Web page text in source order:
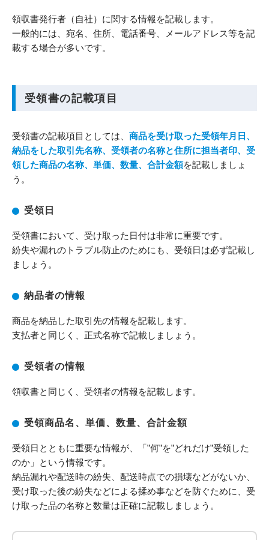
領収書発行者（自社）に関する情報を記載します。
一般的には、宛名、住所、電話番号、メールアドレス等を記
載する場合が多いです。
受領書の記載項目
受領書の記載項目としては、 商品を受け取った受領年月日、
納品をした取引先名称、受領者の名称と住所に担当者印、受
領した商品の名称、単価、数量、合計金額を記載しましょ
う。
受領日
受領書において、受け取った日付は非常に重要です。
紛失や漏れのトラブル防止のためにも、受領日は必ず記載し
ましょう。
納品者の情報
商品を納品した取引先の情報を記載します。
支払者と同じく、正式名称で記載しましょう。
受領者の情報
領収書と同じく、受領者の情報を記載します。
受領商品名、単価、数量、合計金額
受領日とともに重要な情報が、「”何”を”どれだけ”受領した
のか」という情報です。
納品漏れや配送時の紛失、配送時点での損壊などがないか、
受け取った後の紛失などによる揉め事などを防ぐために、受
け取った品の名称と数量は正確に記載しましょう。